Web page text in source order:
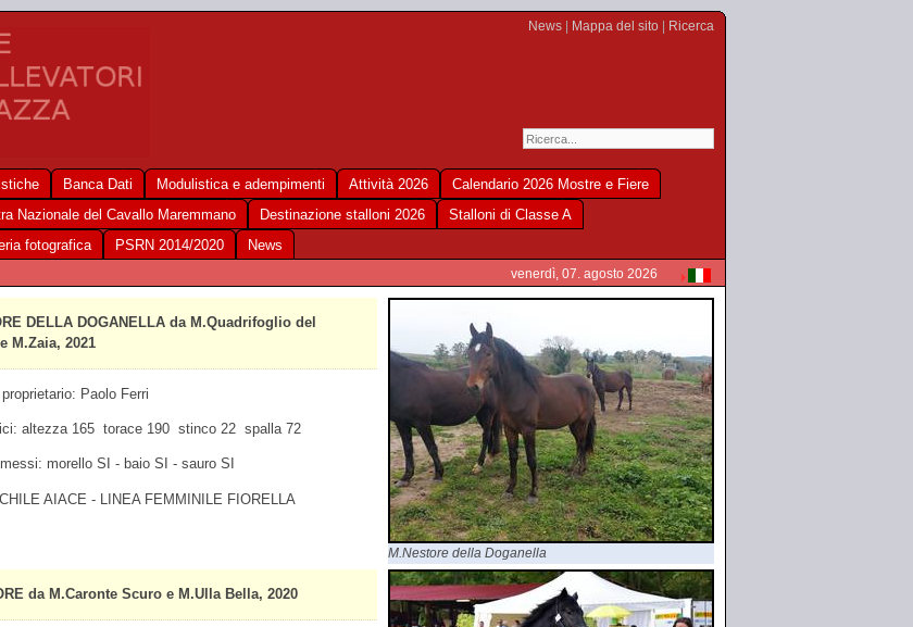
News Mappa del sito Ricerca
Banca Dati Modulistica e adempimenti Attività 2026
Calendario 2026 Mostre e Fiere
Nazionale del Cavallo Maremmano Destinazione stalloni 2026
Stalloni di Classe A
fotografica PSRN 2014/2020 News
venerdì, 07. agosto 2026
M.Nestore della Doganella
DELLA DOGANELLA da M.Quadrifoglio del
M.Zaia, 2021
Paolo Ferri
altezza 165 torace 190 stinco 22 spalla 72
morello SI - baio SI - sauro SI
AIACE - LINEA FEMMINILE FIORELLA
da M.Caronte Scuro e M.Ulla Bella, 2020